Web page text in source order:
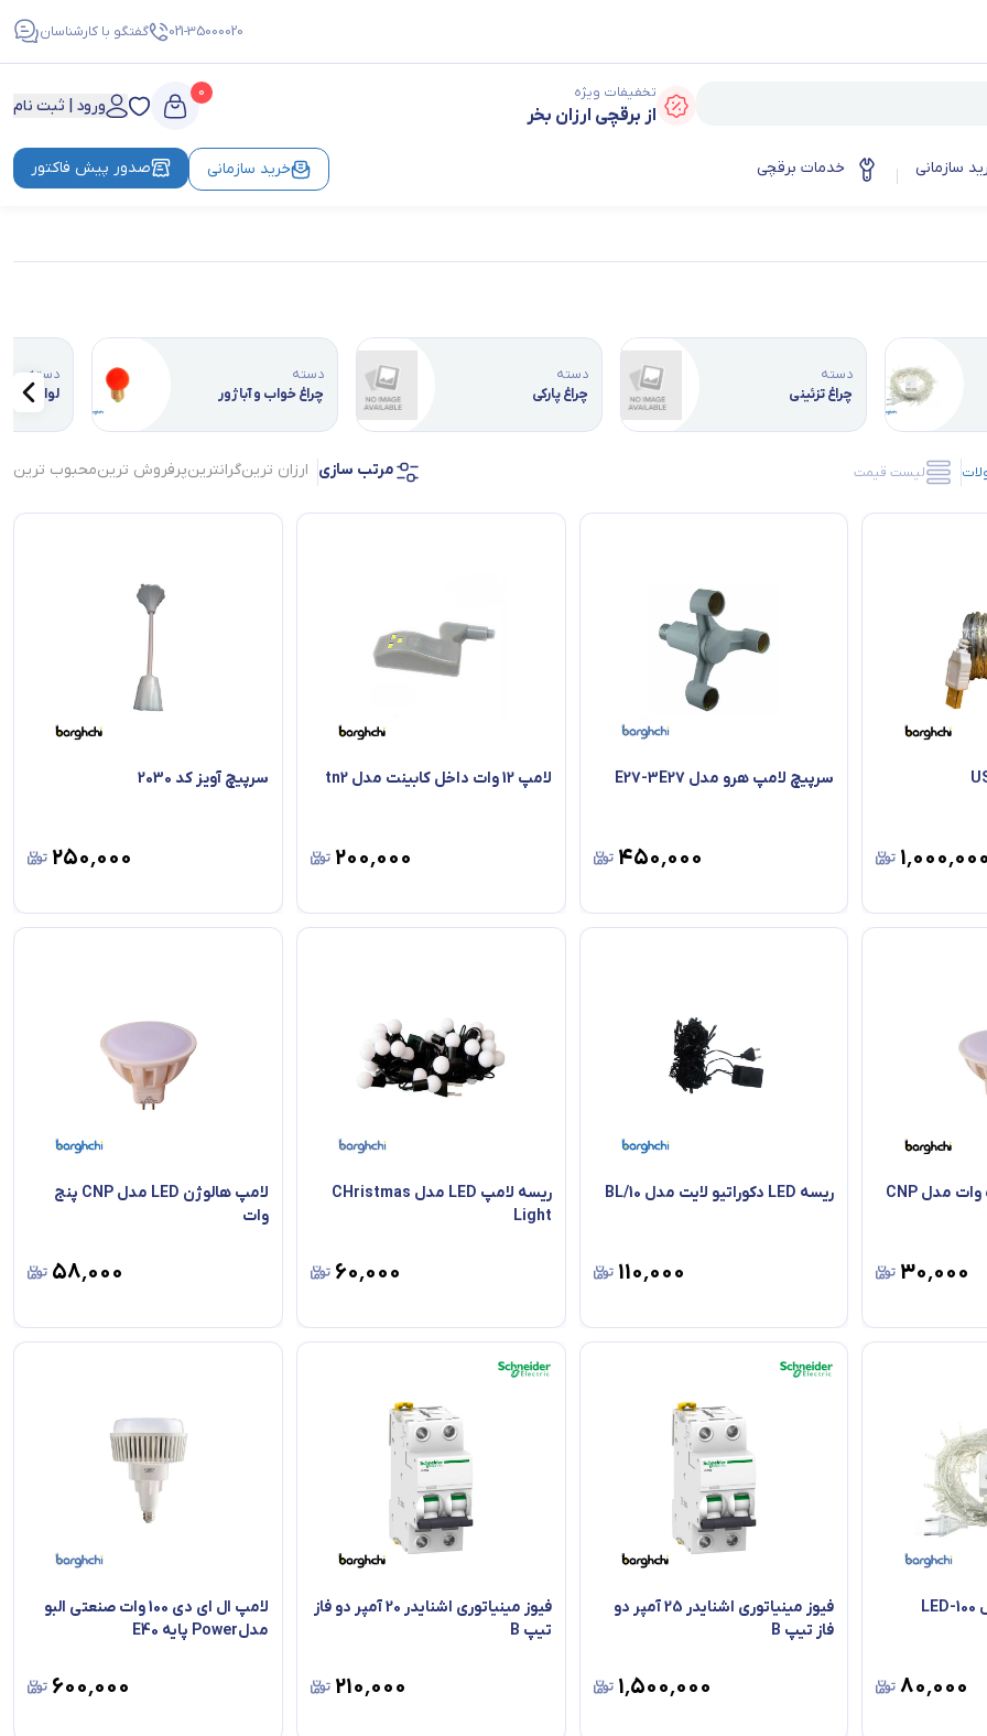
021-35000020 گفتگو با کارشناسان
تخفیفات ویژه
از برقچی ارزان بخر
0
ورود | ثبت نام
سازمانی خدمات برقچی خرید سازمانی صدور پیش فاکتور
دسته
چراغ تزئینی
دسته
چراغ پارکی
دسته
چراغ خواب و آباژور
دسته
لوازم
لیست قیمت مرتب سازی ارزان ترینگرانترینپرفروش ترینمحبوب ترین
۱٬۰۰۰٬۰۰۰
سرپیچ لامپ هرو مدل E27-3E27
۴۵۰٬۰۰۰
لامپ 12 وات داخل کابینت مدل tn2
۲۰۰٬۰۰۰
سرپیچ آویز کد 2030
۲۵۰٬۰۰۰
۳۰٬۰۰۰
ریسه LED دکوراتیو لایت مدل BL/10
۱۱۰٬۰۰۰
ریسه لامپ LED مدل CHristmas
Light
۶۰٬۰۰۰
لامپ هالوژن LED مدل CNP پنج
وات
۵۸٬۰۰۰
۸۰٬۰۰۰
فیوز مینیاتوری اشنایدر 25 آمپر دو
فاز تیپ B
۱٬۵۰۰٬۰۰۰
فیوز مینیاتوری اشنایدر 20 آمپر دو فاز
تیپ B
۲۱۰٬۰۰۰
لامپ ال ای دی 100 وات صنعتی البو
مدلPower پایه E40
۶۰۰٬۰۰۰